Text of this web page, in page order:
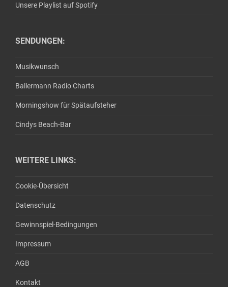
Unsere Playlist auf Spotify
SENDUNGEN:
Musikwunsch
Ballermann Radio Charts
Morningshow für Spätaufsteher
Cindys Beach-Bar
WEITERE LINKS:
Cookie-Übersicht
Datenschutz
Gewinnspiel-Bedingungen
Impressum
AGB
Kontakt